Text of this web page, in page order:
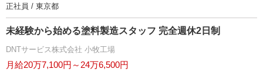
正社員 / 東京都
未経験から始める塗料製造スタッフ 完全週休2日制
DNTサービス株式会社 小牧工場
月給20万7,100円～24万6,500円